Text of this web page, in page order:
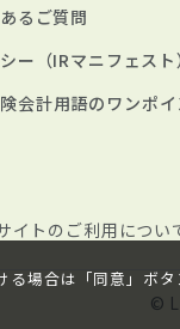
場合は「同意」ボ
るご質問
ー（IRマニフェスト
会計用語のワンポ
イトのご利用につい
©